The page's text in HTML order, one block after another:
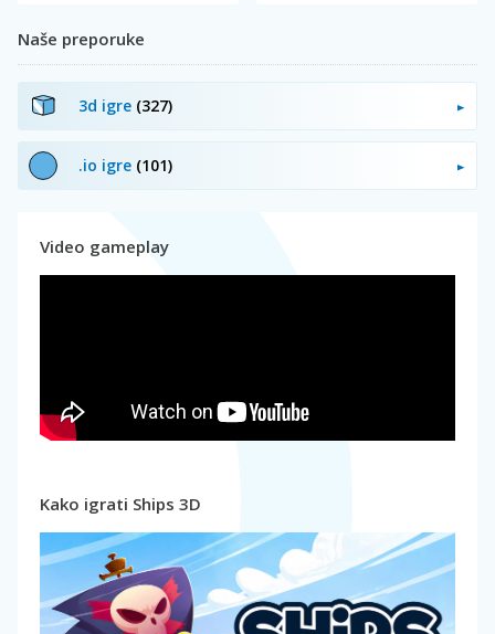
Naše preporuke
3d igre (327)
.io igre (101)
Video gameplay
Kako igrati Ships 3D